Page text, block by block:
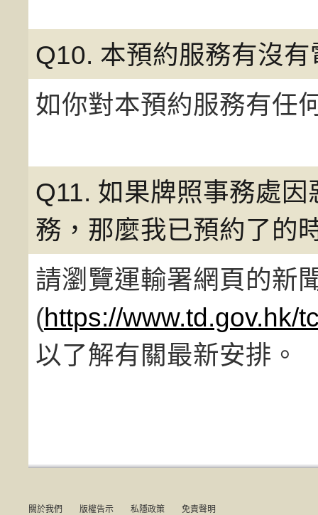
Q10. 本預約服務有沒
如你對本預約服務有任
Q11. 如果牌照事務處
務，那麼我已預約了的
請瀏覽運輸署網頁的新
(https://www.td.gov.hk/
以了解有關最新安排。
關於我們 版權告示 私隱政策 免責聲明